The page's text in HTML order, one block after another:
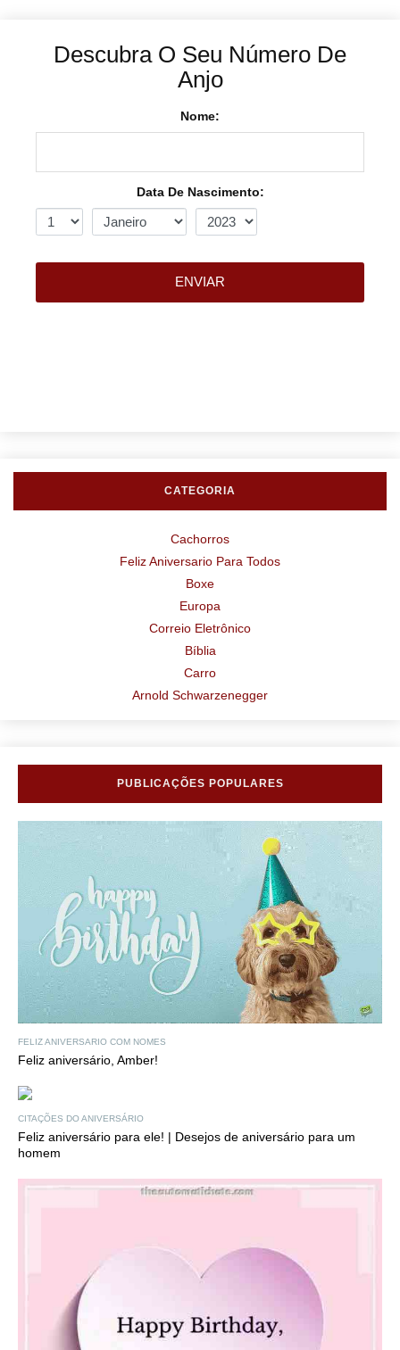
Descubra O Seu Número De
Anjo
Nome:
Data De Nascimento:
ENVIAR
CATEGORIA
Cachorros
Feliz Aniversario Para Todos
Boxe
Europa
Correio Eletrônico
Bíblia
Carro
Arnold Schwarzenegger
PUBLICAÇÕES POPULARES
FELIZ ANIVERSARIO COM NOMES
Feliz aniversário, Amber!
CITAÇÕES DO ANIVERSÁRIO
Feliz aniversário para ele! | Desejos de aniversário para um
homem